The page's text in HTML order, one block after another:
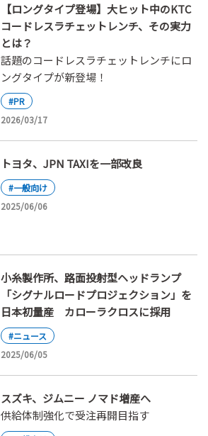
【ロングタイプ登場】大ヒット中のKTC
コードレスラチェットレンチ、その実力
とは？
話題のコードレスラチェットレンチにロ
ングタイプが新登場！
#PR
2026/03/17
トヨタ、JPN TAXIを一部改良
#一般向け
2025/06/06
小糸製作所、路面投射型ヘッドランプ
「シグナルロードプロジェクション」を
日本初量産 カローラクロスに採用
#ニュース
2025/06/05
スズキ、ジムニー ノマド増産へ
供給体制強化で受注再開目指す